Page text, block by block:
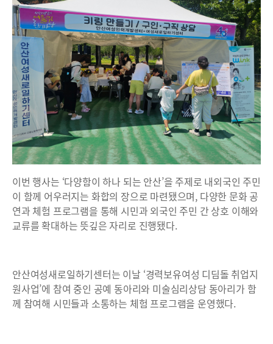
이번 행사는 ‘다양함이 하나 되는 안산’을 주제로 내외국인 주민
이 함께 어우러지는 화합의 장으로 마련됐으며, 다양한 문화 공
연과 체험 프로그램을 통해 시민과 외국인 주민 간 상호 이해와
교류를 확대하는 뜻깊은 자리로 진행됐다.
안산여성새로일하기센터는 이날 ‘경력보유여성 디딤돌 취업지
원사업’에 참여 중인 공예 동아리와 미술심리상담 동아리가 함
께 참여해 시민들과 소통하는 체험 프로그램을 운영했다.